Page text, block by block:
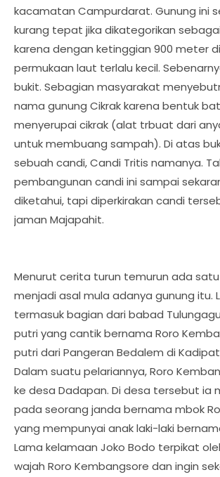
kacamatan Campurdarat. Gunung ini
kurang tepat jika dikategorikan
karena dengan ketinggian 900 meter
permukaan laut terlalu kecil.
bukit. Sebagian masyarakat
nama gunung Cikrak karena bentuk
menyerupai cikrak (alat trbuat dari
untuk membuang sampah). Di atas
sebuah candi, Candi Tritis namanya.
pembangunan candi ini sampai
diketahui, tapi diperkirakan candi
jaman Majapahit.
Menurut cerita turun temurun ada
menjadi asal mula adanya gunung itu.
termasuk bagian dari babad
putri yang cantik bernama Roro
putri dari Pangeran Bedalem di
Dalam suatu pelariannya, Roro
ke desa Dadapan. Di desa tersebut ia
pada seorang janda bernama mbok
yang mempunyai anak laki-laki
Lama kelamaan Joko Bodo terpikat
wajah Roro Kembangsore dan ingin